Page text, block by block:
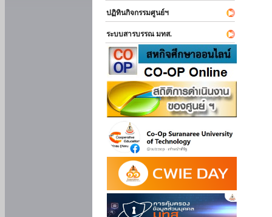
ปฏิทินกิจกรรมศูนย์ฯ
ระบบสารบรรณ มทส.